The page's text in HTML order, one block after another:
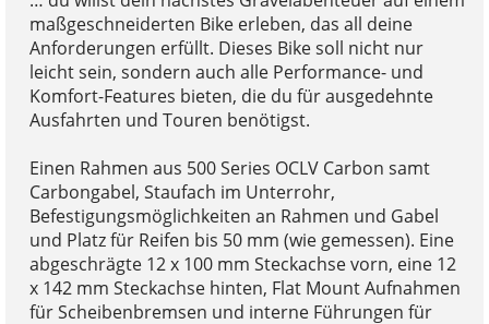
maßgeschneiderten Bike erleben, das all deine
Anforderungen erfüllt. Dieses Bike soll nicht nur
leicht sein, sondern auch alle Performance- und
Komfort-Features bieten, die du für ausgedehnte
Ausfahrten und Touren benötigst.
Einen Rahmen aus 500 Series OCLV Carbon samt
Carbongabel, Staufach im Unterrohr,
Befestigungsmöglichkeiten an Rahmen und Gabel
und Platz für Reifen bis 50 mm (wie gemessen). Eine
abgeschrägte 12 x 100 mm Steckachse vorn, eine 12
x 142 mm Steckachse hinten, Flat Mount Aufnahmen
für Scheibenbremsen und interne Führungen für